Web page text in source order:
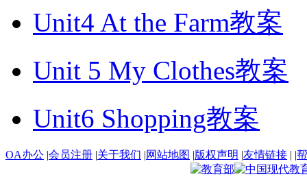
Unit4 At the Farm教案
Unit 5 My Clothes教案
Unit6 Shopping教案
OA办公 |会员注册 |关于我们 |网站地图 |版权声明 |友情链接 | |